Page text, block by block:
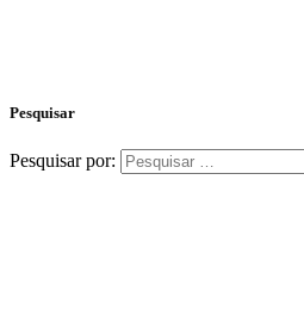
Pesquisar
Pesquisar por: